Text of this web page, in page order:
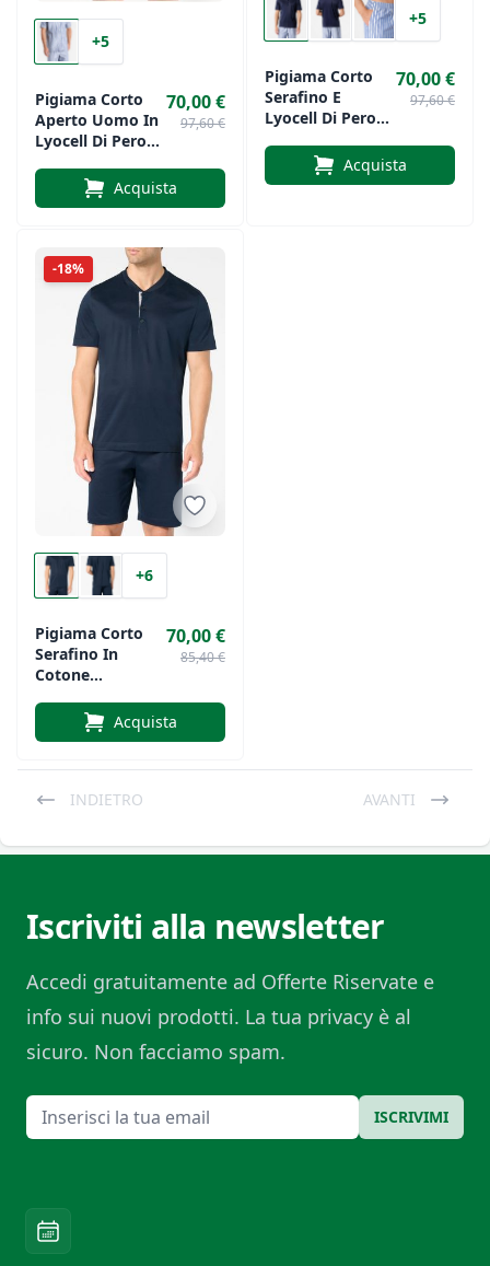
+5
Pigiama Corto
Aperto Uomo In
Lyocell Di Perofil
70,00 €
97,60 €
Acquista
+5
Pigiama Corto
Serafino E
Lyocell Di Perofil
70,00 €
97,60 €
Acquista
-18%
+6
Pigiama Corto
Serafino In
Cotone
Perofil Art. 368
70,00 €
85,40 €
Acquista
INDIETRO AVANTI
Iscriviti alla newsletter
Accedi gratuitamente ad Offerte Riservate e
info sui nuovi prodotti. La tua privacy è al
sicuro. Non facciamo spam.
Email ISCRIVIMI